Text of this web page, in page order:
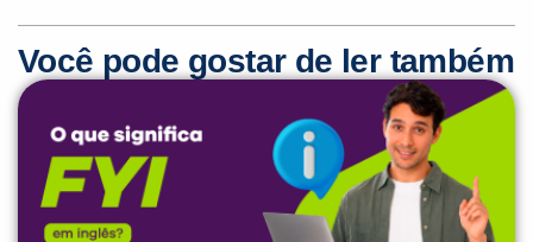
Você pode gostar de ler também